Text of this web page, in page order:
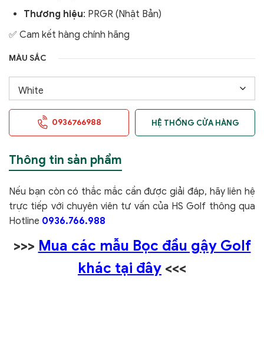
Thương hiệu: PRGR (Nhật Bản)
✅ Cam kết hàng chính hãng
MÀU SẮC
0936766988 HỆ THỐNG CỬA HÀNG
Thông tin sản phẩm
Nếu bạn còn có thắc mắc cần được giải đáp, hãy liên hệ
trực tiếp với chuyên viên tư vấn của HS Golf thông qua
Hotline 0936.766.988
>>> Mua các mẫu Bọc đầu gậy Golf
khác tại đây <<<